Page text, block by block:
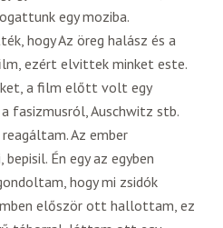
egy moziba.
hogy Az öreg halász és a
ezért elvittek minket este.
a film előtt volt egy
fasizmusról, Auschwitz stb.
Az ember
Én egy az egyben
hogy mi zsidók
először ott hallottam, ez